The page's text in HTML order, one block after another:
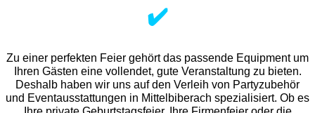
✔️
Zu einer perfekten Feier gehört das passende Equipment um
Ihren Gästen eine vollendet, gute Veranstaltung zu bieten.
Deshalb haben wir uns auf den Verleih von Partyzubehör
und Eventausstattungen in Mittelbiberach spezialisiert. Ob es